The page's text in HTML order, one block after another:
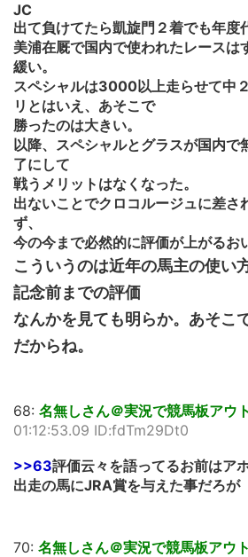
JC
出て負けてたら凱旋門２着でも年度
美浦在厩で国内で使われたレースは
緩い。
スペシャルは3000以上走らせて中
リとはいえ、あそこで
勝ったのは大きい。
以降、スペシャルとグラスが国内で
了にして
戦うメリットはなくなった。
出ないことでクロコルージュに差さ
ず、
今の今まで必然的に評価が上がるお
こういうのは近年の馬主の使い
記念前までの評価
なんかを見ても明らか。あそこ
だからね。
68: 名無しさん＠実況で競馬板アウト
01:12:53.09 ID:fdTm29Dt0
>>63評価云々を語ってるお前はア
出走の馬にJRA賞を与えた事だろが
70: 名無しさん＠実況で競馬板アウト